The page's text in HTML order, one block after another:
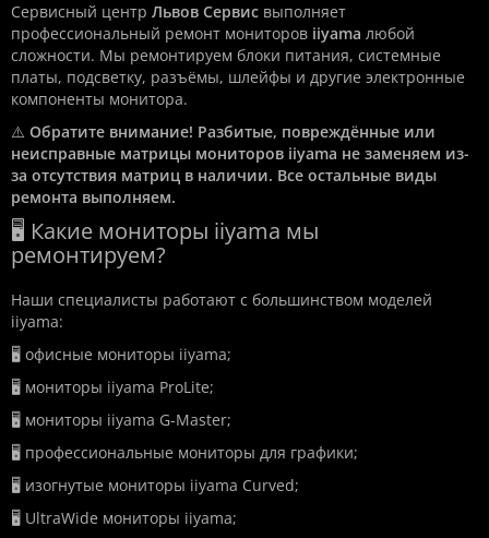
Сервисный центр Львов Сервис выполняет
профессиональный ремонт мониторов iiyama любой
сложности. Мы ремонтируем блоки питания, системные
платы, подсветку, разъёмы, шлейфы и другие электронные
компоненты монитора.
⚠️ Обратите внимание! Разбитые, повреждённые или
неисправные матрицы мониторов iiyama не заменяем из-
за отсутствия матриц в наличии. Все остальные виды
ремонта выполняем.
🖥️ Какие мониторы iiyama мы
ремонтируем?
Наши специалисты работают с большинством моделей
iiyama:
🖥️ офисные мониторы iiyama;
🖥️ мониторы iiyama ProLite;
🖥️ мониторы iiyama G-Master;
🖥️ профессиональные мониторы для графики;
🖥️ изогнутые мониторы iiyama Curved;
🖥️ UltraWide мониторы iiyama;